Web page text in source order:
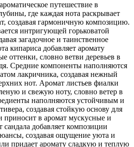
путешествие в
где каждая нота раскрывает
создавая гармоничную композицию.
интригующей горьковатой
загадочное и таинственное
кипариса добавляет аромату
оттенки, словно ветви деревьев в
Средние компоненты наполняются
лакричника, создавая нежный
нот. Аромат листьев фиалки
и свежую ноту, словно ветер в
наполняются устойчивым и
создавая стойкую основу для
в аромат мускусные и
добавляет композиции
создавая ощущение уюта и
придает аромату сладкую и теплую